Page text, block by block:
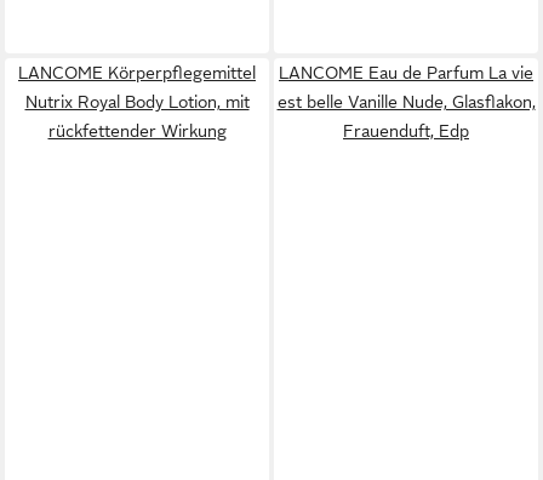
LANCOME Körperpflegemittel
Nutrix Royal Body Lotion, mit
rückfettender Wirkung
LANCOME Eau de Parfum La vie
est belle Vanille Nude, Glasflakon,
Frauenduft, Edp